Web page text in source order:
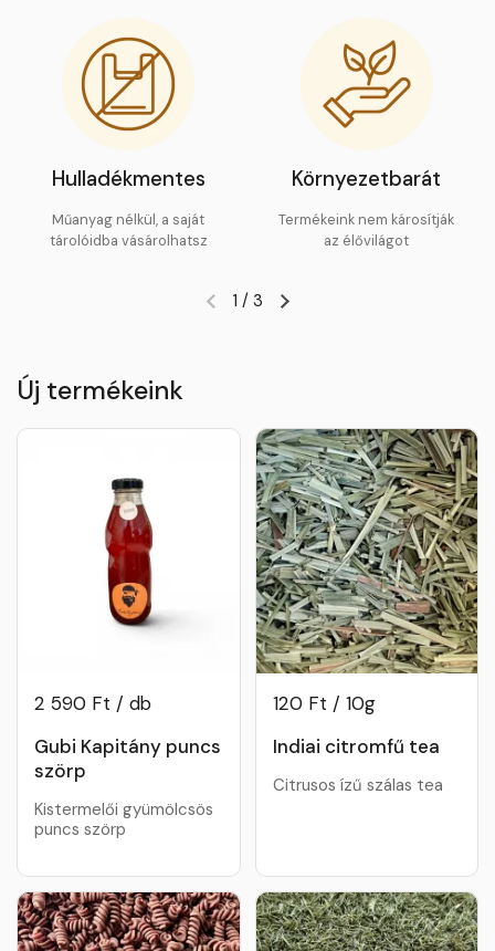
Hulladékmentes
Műanyag nélkül, a saját
tárolóidba vásárolhatsz
Környezetbarát
Termékeink nem károsítják
az élővilágot
1 / 3
Új termékeink
2 590 Ft / db
Gubi Kapitány puncs
szörp
Kistermelői gyümölcsös
puncs szörp
120 Ft / 10g
Indiai citromfű tea
Citrusos ízű szálas tea